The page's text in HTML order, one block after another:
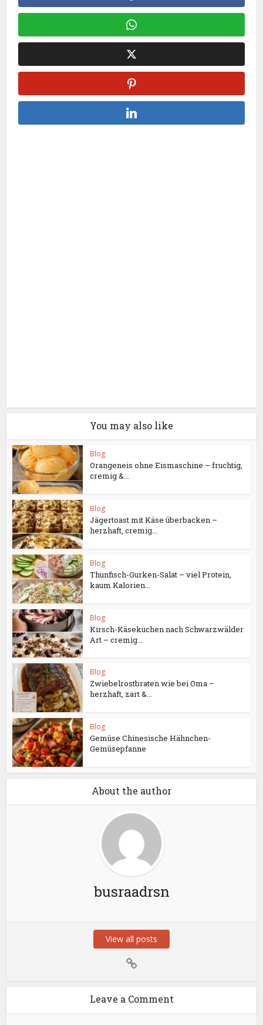
You may also like
Blog
Orangeneis ohne Eismaschine – fruchtig,
cremig &...
Blog
Jägertoast mit Käse überbacken –
herzhaft, cremig...
Blog
Thunfisch-Gurken-Salat – viel Protein,
kaum Kalorien...
Blog
Kirsch-Käsekuchen nach Schwarzwälder
Art – cremig...
Blog
Zwiebelrostbraten wie bei Oma –
herzhaft, zart &...
Blog
Gemüse Chinesische Hähnchen-
Gemüsepfanne
About the author
busraadrsn
View all posts
Leave a Comment